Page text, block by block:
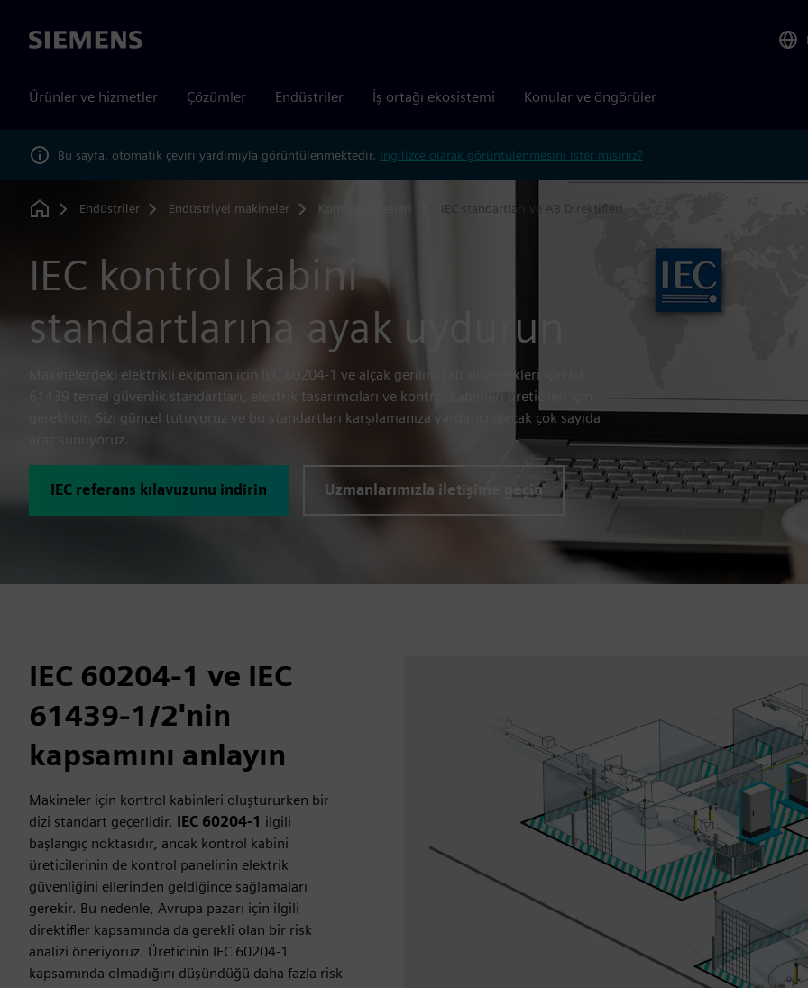
Siemens
Ürünler ve hizmetler Çözümler Endüstriler İş ortağı ekosistemi Konular ve öngörüler
Bu sayfa, otomatik çeviri yardımıyla görüntülenmektedir. İngilizce olarak görüntülenmesini ister misiniz?
Home
Endüstriler Endüstriyel makineler Kontrol panelleri IEC standartları ve AB Direktifleri
IEC kontrol kabini
standartlarına ayak uydurun
Makinelerdeki elektrikli ekipman için IEC 60204-1 ve alçak gerilim şalt düzenekleri için IEC
61439 temel güvenlik standartları, elektrik tasarımcıları ve kontrol kabinleri üreticileri için
gereklidir. Sizi güncel tutuyoruz ve bu standartları karşılamanıza yardımcı olacak çok sayıda
araç sunuyoruz.
IEC referans kılavuzunu indirin Uzmanlarımızla iletişime geçin
IEC 60204-1 ve IEC
61439-1/2'nin
kapsamını anlayın
Makineler için kontrol kabinleri oluştururken bir
dizi standart geçerlidir. IEC 60204-1 ilgili
başlangıç noktasıdır, ancak kontrol kabini
üreticilerinin de kontrol panelinin elektrik
güvenliğini ellerinden geldiğince sağlamaları
gerekir. Bu nedenle, Avrupa pazarı için ilgili
direktifler kapsamında da gerekli olan bir risk
analizi öneriyoruz. Üreticinin IEC 60204‑1
kapsamında olmadığını düşündüğü daha fazla risk